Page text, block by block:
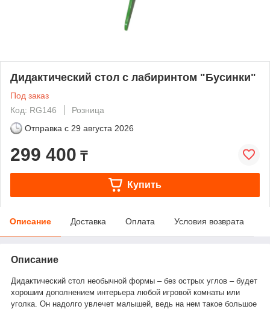
Дидактический стол с лабиринтом "Бусинки"
Под заказ
Код: RG146
Розница
Отправка с 29 августа 2026
299 400 ₸
Купить
Описание Доставка Оплата Условия возврата
Описание
Дидактический стол необычной формы – без острых углов – будет
хорошим дополнением интерьера любой игровой комнаты или
уголка. Он надолго увлечет малышей, ведь на нем такое большое